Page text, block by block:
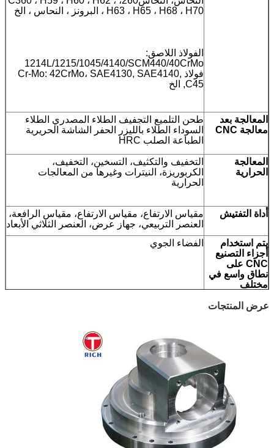
H63 ، H65 ، H68 ، H70 ، البرونز ، النحاس ، الخ
الفولاذ اللاصق:
1214L/1215/1045/4140/SCM440/40CrMo
فولاذ Cr-Mo: 42CrMo، SAE4130, SAE4140,
C45, الخ
المعالجة بعد
معالجة CNC
طحن التلميع التجفيف الطلاء المصدري الطلاء
السوداء الطلاء بالليزر الحفر الشاشة الحريرية
الطباعة الصلب HRC
المعالجة
الحرارية
التخفيف والتكثيف، التسخين، التخفيف،
الكربوريزة، النيترات وغيرها من المعالجات
الحرارية
أداة التفتيش
مقياس الارتفاع، مقياس الارتفاع، مقياس الرافعة،
العنصر التربيعي، جهاز عرض، العنصر الثلاثي الأبعاد
يتم استخدام
أجزاء التصنيع
CNC على
نطاق واسع في
مختلف
الفضاء الجوي
عملية الإنتاج
وتأكيدها→إنتاج الجماهيري→التفتيش
النهائي→التعبئة→استعدة الشحن
عرض المنتجات